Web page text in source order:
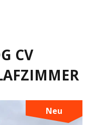
CV
Neu